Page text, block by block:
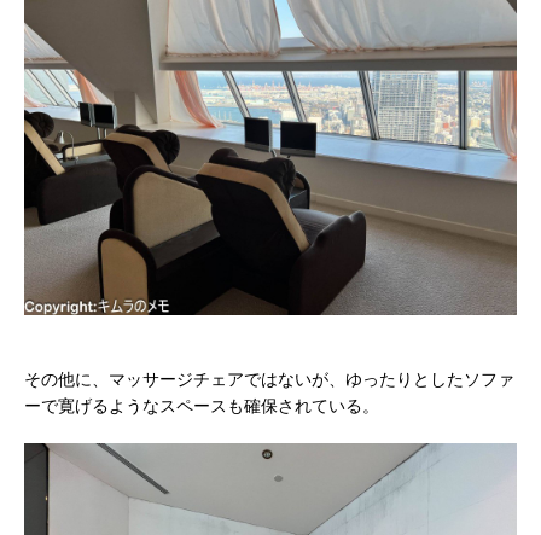
その他に、マッサージチェアではないが、ゆったりとしたソファ
ーで寛げるようなスペースも確保されている。